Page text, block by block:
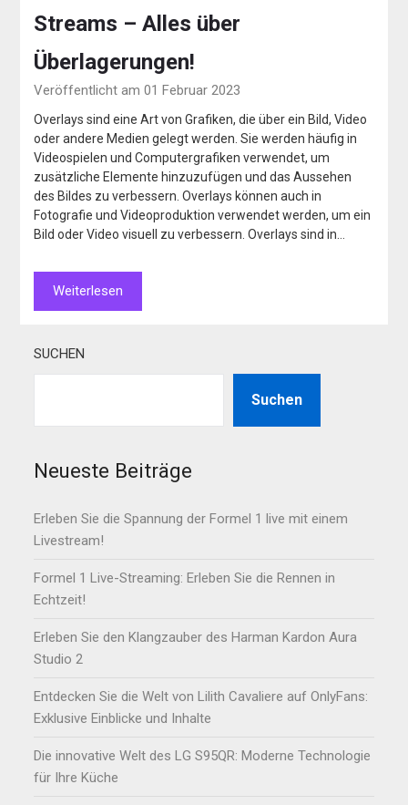
Streams – Alles über
Überlagerungen!
Veröffentlicht am 01 Februar 2023
Overlays sind eine Art von Grafiken, die über ein Bild, Video
oder andere Medien gelegt werden. Sie werden häufig in
Videospielen und Computergrafiken verwendet, um
zusätzliche Elemente hinzuzufügen und das Aussehen
des Bildes zu verbessern. Overlays können auch in
Fotografie und Videoproduktion verwendet werden, um ein
Bild oder Video visuell zu verbessern. Overlays sind in…
Weiterlesen
SUCHEN
Suchen
Neueste Beiträge
Erleben Sie die Spannung der Formel 1 live mit einem
Livestream!
Formel 1 Live-Streaming: Erleben Sie die Rennen in
Echtzeit!
Erleben Sie den Klangzauber des Harman Kardon Aura
Studio 2
Entdecken Sie die Welt von Lilith Cavaliere auf OnlyFans:
Exklusive Einblicke und Inhalte
Die innovative Welt des LG S95QR: Moderne Technologie
für Ihre Küche